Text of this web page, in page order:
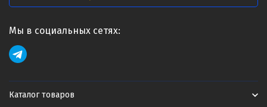
Мы в социальных сетях:
Каталог товаров